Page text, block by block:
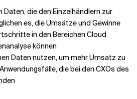
Daten, die den Einzelhändlern zur
es, die Umsätze und Gewinne
in den Bereichen Cloud
können
Daten nutzen, um mehr Umsatz zu
die bei den CXOs des